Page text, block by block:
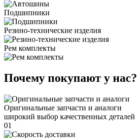
Подшипники
Резино-технические изделия
Рем комплекты
Почему покупают у нас?
Оригинальные запчасти и аналоги
широкий выбор качественных деталей
01